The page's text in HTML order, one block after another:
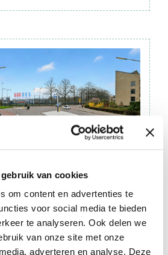
van cookies
om content en advertenties te
voor social media te bieden
te analyseren. Ook delen we
van onze site met onze
adverteren en analyse. Deze
voor rotonde
van start
de werkzaamheden voor de
Heyendaalseweg/